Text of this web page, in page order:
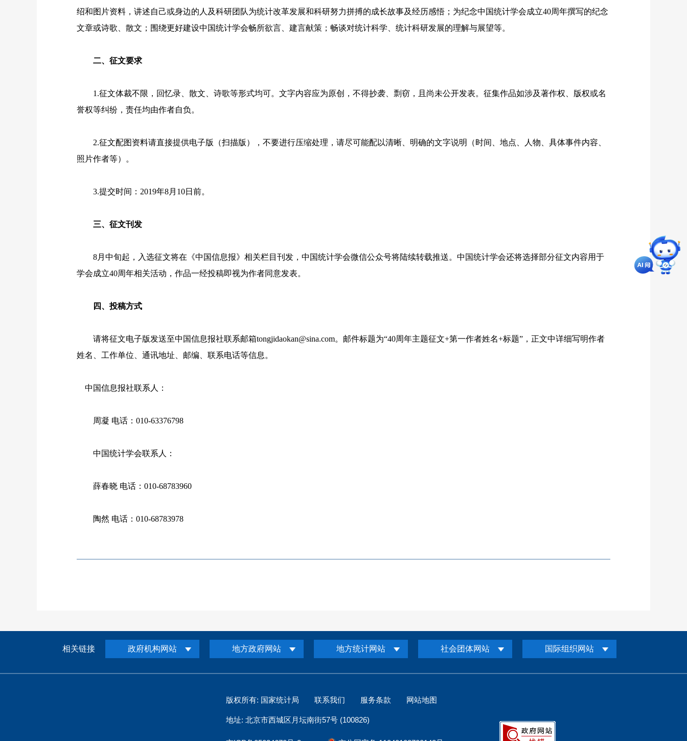
绍和图片资料，讲述自己或身边的人及科研团队为统计改革发展和科研努力拼搏的成长故事及经历感悟；为纪念中国统计学会成立40周年撰写的纪念
文章或诗歌、散文；围绕更好建设中国统计学会畅所欲言、建言献策；畅谈对统计科学、统计科研发展的理解与展望等。
二、征文要求
1.征文体裁不限，回忆录、散文、诗歌等形式均可。文字内容应为原创，不得抄袭、剽窃，且尚未公开发表。征集作品如涉及著作权、版权或名
誉权等纠纷，责任均由作者自负。
2.征文配图资料请直接提供电子版（扫描版），不要进行压缩处理，请尽可能配以清晰、明确的文字说明（时间、地点、人物、具体事件内容、
照片作者等）。
3.提交时间： 2019年8月 10日前。
三、征文刊发
8月中旬起，入选征文将在《中国信息报》相关栏目刊发，中国统计学会微信公众号将陆续转载推送。中国统计学会还将选择部分征文内容用于
学会成立40周年相关活动，作品一经投稿即视为作者同意发表。
四、投稿方式
请将征文电子版发送至中国信息报社联系邮箱tongjidaokan@sina.com。邮件标题为“40周年主题征文+第一作者姓名+标题”，正文中详细写明作者
姓名、工作单位、通讯地址、邮编、联系电话等信息。
中国信息报社联系人：
周凝 电话： 010-63376798
中国统计学会联系人：
薛春晓 电话： 010-68783960
陶然 电话： 010-68783978
相关链接 政府机构网站 地方政府网站 地方统计网站 社会团体网站 国际组织网站
版权所有: 国家统计局 联系我们 服务条款 网站地图
地址: 北京市西城区月坛南街57号 (100826)